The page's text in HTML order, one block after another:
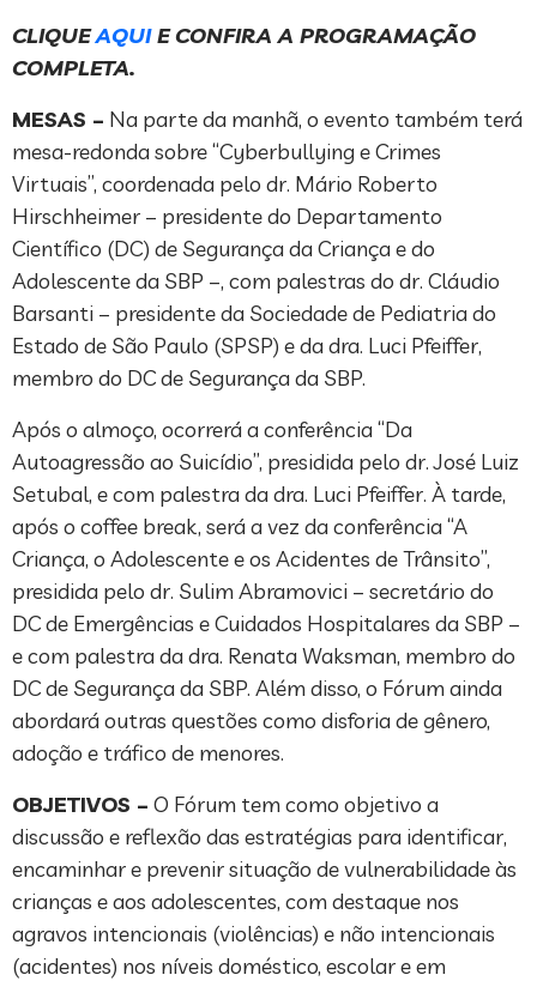
CLIQUEAQUIE CONFIRA A PROGRAMAÇÃO
COMPLETA.
MESAS – Na parte da manhã, o evento também terá
mesa-redonda sobre “Cyberbullying e Crimes
Virtuais”, coordenada pelo dr. Mário Roberto
Hirschheimer – presidente do Departamento
Científico (DC) de Segurança da Criança e do
Adolescente da SBP –, com palestras do dr. Cláudio
Barsanti – presidente da Sociedade de Pediatria do
Estado de São Paulo (SPSP) e da dra. Luci Pfeiffer,
membro do DC de Segurança da SBP.
Após o almoço, ocorrerá a conferência “Da
Autoagressão ao Suicídio”, presidida pelo dr. José Luiz
Setubal, e com palestra da dra. Luci Pfeiffer. À tarde,
após o coffee break, será a vez da conferência “A
Criança, o Adolescente e os Acidentes de Trânsito”,
presidida pelo dr. Sulim Abramovici – secretário do
DC de Emergências e Cuidados Hospitalares da SBP –
e com palestra da dra. Renata Waksman, membro do
DC de Segurança da SBP. Além disso, o Fórum ainda
abordará outras questões como disforia de gênero,
adoção e tráfico de menores.
OBJETIVOS – O Fórum tem como objetivo a
discussão e reflexão das estratégias para identificar,
encaminhar e prevenir situação de vulnerabilidade às
crianças e aos adolescentes, com destaque nos
agravos intencionais (violências) e não intencionais
(acidentes) nos níveis doméstico, escolar e em